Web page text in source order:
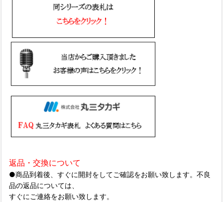
返品・交換について
●商品到着後、すぐに開封をしてご確認をお願い致します。不良
品の返品については、
すぐにご連絡をお願い致します。